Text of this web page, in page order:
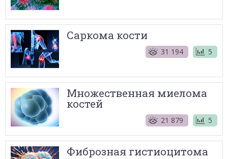
Саркома кости
31 194 5
Множественная миелома
костей
21 879 5
Фиброзная гистиоцитома